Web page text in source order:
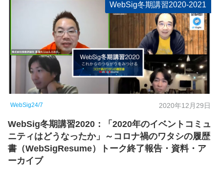
WebSig冬期講習2020-2021
WebSig24/7 2020年12月29日
WebSig冬期講習2020：「2020年のイベントコミュ
ニティはどうなったか」～コロナ禍のワタシの履歴
書（WebSigResume）トーク終了報告・資料・ア
ーカイブ